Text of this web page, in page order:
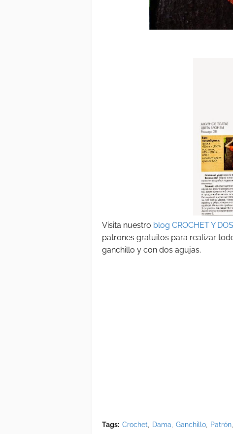
Visita nuestro blog CROCHET Y
patrones gratuitos para realizar
ganchillo y con dos agujas.
Tags: Crochet Dama Ganchillo Patrón